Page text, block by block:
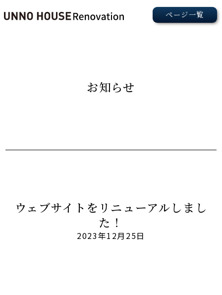
お知らせ
ウェブサイトをリニューアルしまし
た！
2023年12月25日